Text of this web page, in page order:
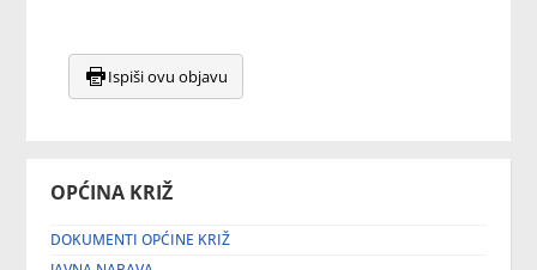
OPĆINA KRIŽ
DOKUMENTI OPĆINE KRIŽ
Ispiši ovu objavu